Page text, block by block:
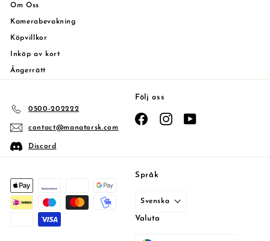
Om Oss
Kamerabevakning
Köpvillkor
Inköp av kort
Ångerrätt
0500-202222
contact@manatorsk.com
Discord
Följ oss
FacebookInstagram
Språk
Svenska
Valuta